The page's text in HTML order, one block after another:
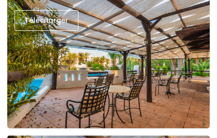
Télécharger